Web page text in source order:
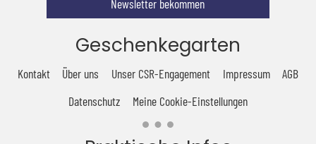
Newsletter bekommen
Geschenkegarten
Kontakt Über uns Unser CSR-Engagement Impressum
AGB
Datenschutz
Meine Cookie-Einstellungen